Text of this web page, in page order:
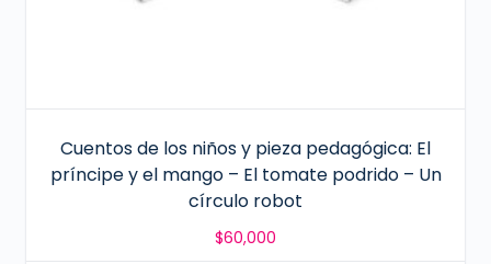
Cuentos de los niños y pieza pedagógica: El
príncipe y el mango – El tomate podrido – Un
círculo robot
$60,000